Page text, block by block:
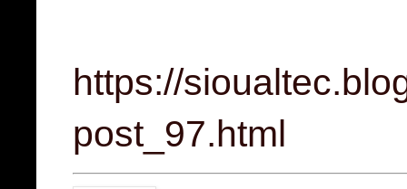
https://
post_97.html